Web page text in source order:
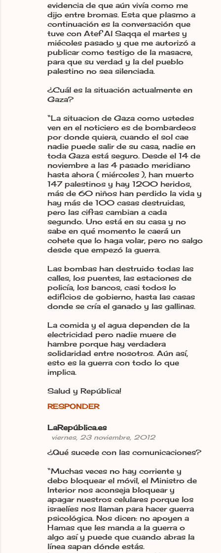
evidencia de que aún vivía como me
dijo entre bromas. Esta que plasmo a
continuación es la conversación que
tuve con Atef Al Saqqa el martes y
miécoles pasado y que me autorizó a
publicar como testigo de la masacre,
para que su verdad y la del pueblo
palestino no sea silenciada.
¿Cuál es la situación actualmente en
Gaza?
“La situacion de Gaza como ustedes
ven en el noticiero es de bombardeos
por donde quiera, cuando el sol cae
nadie puede salir de su casa, nadie en
toda Gaza está seguro. Desde el 14 de
noviembre a las 4 pasado meridiano
hasta ahora ( miércoles ), han muerto
147 palestinos y hay 1200 heridos,
más de 60 niños han perdido la vida y
hay más de 100 casas destruidas,
pero las cifras cambian a cada
segundo. Uno está en su casa y no
sabe en qué momento le caerá un
cohete que lo haga volar, pero no salgo
desde que empezó la guerra.
Las bombas han destruido todas las
calles, los puentes, las estaciones de
policía, los bancos, casi todos lo
edificios de gobierno, hasta las casas
donde se cría el ganado y las gallinas.
La comida y el agua dependen de la
electricidad pero nadie muere de
hambre porque hay verdadera
solidaridad entre nosotros. Aún así,
esto es la guerra con todo lo que
implica.
Salud y República!
RESPONDER
LaRepública.es
viernes, 23 noviembre, 2012
¿Qué sucede con las comunicaciones?
“Muchas veces no hay corriente y
debo bloquear el móvil, el Ministro de
Interior nos aconseja bloquear y
apagar nuestros celulares porque los
israelíes nos llaman para hacer guerra
psicológica. Nos dicen: no apoyen a
Hamas que les manda a la guerra o
algo así y puede que cuando abras la
línea sapan dónde estás.